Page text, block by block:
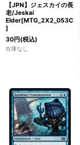
【JPN】ジェスカイの長
老/Jeskai
Elder[MTG_2X2_053C
]
30円(税込)
在庫なし